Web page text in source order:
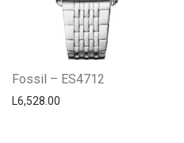
Fossil – ES4712
L6,528.00